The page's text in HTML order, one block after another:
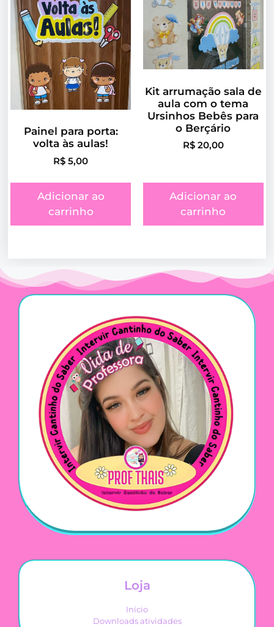
Painel para porta:
volta às aulas!
R$ 5,00
Adicionar ao
carrinho
Kit arrumação sala de
aula com o tema
Ursinhos Bebês para
o Berçário
R$20,00
Adicionar ao
carrinho
Loja
Início
Downloads atividades